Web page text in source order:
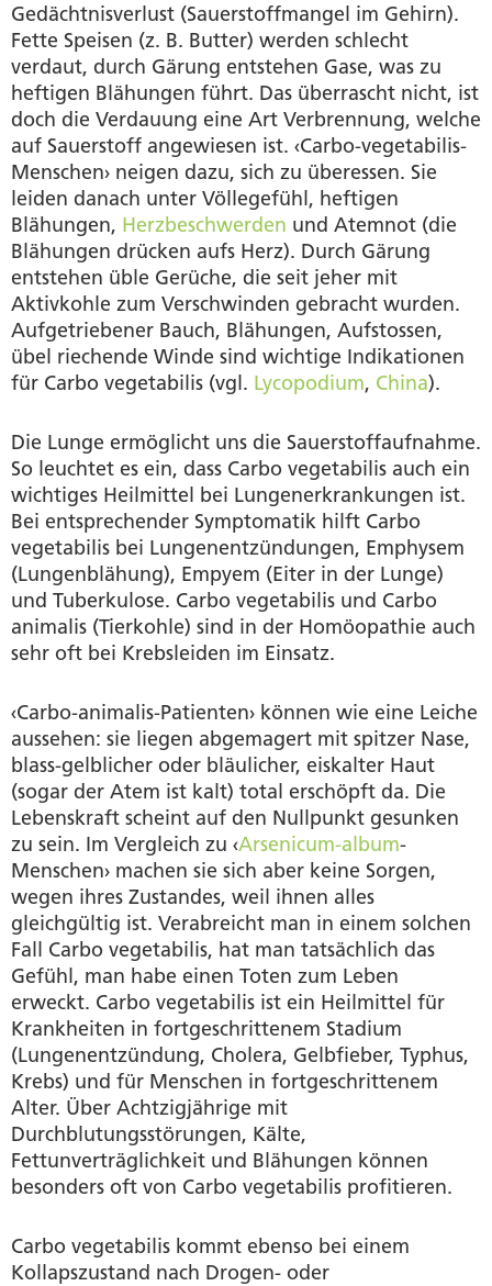
Gedächtnisverlust (Sauerstoffmangel im Gehirn).
Fette Speisen (z. B. Butter) werden schlecht
verdaut, durch Gärung entstehen Gase, was zu
heftigen Blähungen führt. Das überrascht nicht, ist
doch die Verdauung eine Art Verbrennung, welche
auf Sauerstoff angewiesen ist. ‹Carbo-vegetabilis-
Menschen› neigen dazu, sich zu überessen. Sie
leiden danach unter Völlegefühl, heftigen
Blähungen, Herzbeschwerden und Atemnot (die
Blähungen drücken aufs Herz). Durch Gärung
entstehen üble Gerüche, die seit jeher mit
Aktivkohle zum Verschwinden gebracht wurden.
Aufgetriebener Bauch, Blähungen, Aufstossen,
übel riechende Winde sind wichtige Indikationen
für Carbo vegetabilis (vgl. Lycopodium, China).
Die Lunge ermöglicht uns die Sauerstoffaufnahme.
So leuchtet es ein, dass Carbo vegetabilis auch ein
wichtiges Heilmittel bei Lungenerkrankungen ist.
Bei entsprechender Symptomatik hilft Carbo
vegetabilis bei Lungenentzündungen, Emphysem
(Lungenblähung), Empyem (Eiter in der Lunge)
und Tuberkulose. Carbo vegetabilis und Carbo
animalis (Tierkohle) sind in der Homöopathie auch
sehr oft bei Krebsleiden im Einsatz.
‹Carbo-animalis-Patienten› können wie eine Leiche
aussehen: sie liegen abgemagert mit spitzer Nase,
blass-gelblicher oder bläulicher, eiskalter Haut
(sogar der Atem ist kalt) total erschöpft da. Die
Lebenskraft scheint auf den Nullpunkt gesunken
zu sein. Im Vergleich zu ‹Arsenicum-album-
Menschen› machen sie sich aber keine Sorgen,
wegen ihres Zustandes, weil ihnen alles
gleichgültig ist. Verabreicht man in einem solchen
Fall Carbo vegetabilis, hat man tatsächlich das
Gefühl, man habe einen Toten zum Leben
erweckt. Carbo vegetabilis ist ein Heilmittel für
Krankheiten in fortgeschrittenem Stadium
(Lungenentzündung, Cholera, Gelbfieber, Typhus,
Krebs) und für Menschen in fortgeschrittenem
Alter. Über Achtzigjährige mit
Durchblutungsstörungen, Kälte,
Fettunverträglichkeit und Blähungen können
besonders oft von Carbo vegetabilis profitieren.
Carbo vegetabilis kommt ebenso bei einem
Kollapszustand nach Drogen- oder